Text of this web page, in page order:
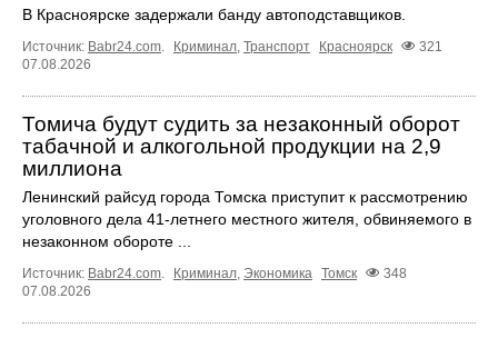
В Красноярске задержали банду автоподставщиков.
Источник: Babr24.com. Криминал, Транспорт Красноярск
321
07.08.2026
Томича будут судить за незаконный оборот
табачной и алкогольной продукции на 2,9
миллиона
Ленинский райсуд города Томска приступит к рассмотрению
уголовного дела 41-летнего местного жителя, обвиняемого в
незаконном обороте ...
Источник: Babr24.com. Криминал, Экономика Томск
348
07.08.2026